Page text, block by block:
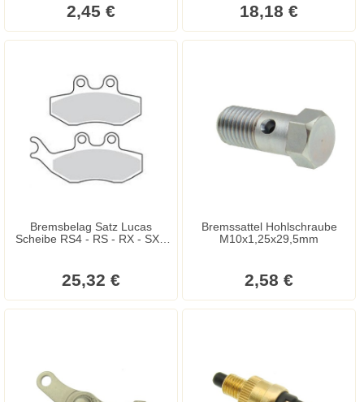
2,45 € 18,18 €
Bremsbelag Satz Lucas
Scheibe RS4 - RS - RX - SX -
Password - X-Power - XPS -
Geopolis
25,32 €
Bremssattel Hohlschraube
M10x1,25x29,5mm
2,58 €